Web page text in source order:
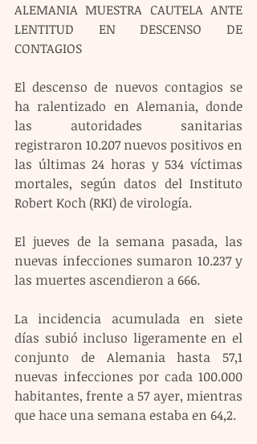
ALEMANIA MUESTRA CAUTELA ANTE
LENTITUD EN DESCENSO DE
CONTAGIOS
El descenso de nuevos contagios se
ha ralentizado en Alemania, donde
las autoridades sanitarias
registraron 10.207 nuevos positivos en
las últimas 24 horas y 534 víctimas
mortales, según datos del Instituto
Robert Koch (RKI) de virología.
El jueves de la semana pasada, las
nuevas infecciones sumaron 10.237 y
las muertes ascendieron a 666.
La incidencia acumulada en siete
días subió incluso ligeramente en el
conjunto de Alemania hasta 57,1
nuevas infecciones por cada 100.000
habitantes, frente a 57 ayer, mientras
que hace una semana estaba en 64,2.